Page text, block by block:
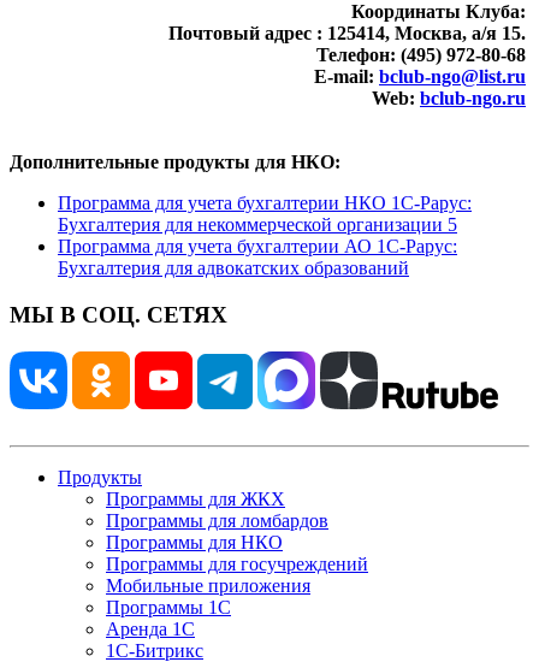
Координаты Клуба:
Почтовый адрес : 125414, Москва, а/я 15.
Телефон: (495) 972-80-68
E-mail: bclub-ngo@list.ru
Web: bclub-ngo.ru
Дополнительные продукты для НКО:
Программа для учета бухгалтерии НКО 1С-Рарус:
Бухгалтерия для некоммерческой организации 5
Программа для учета бухгалтерии АО 1С-Рарус:
Бухгалтерия для адвокатских образований
МЫ В СОЦ. СЕТЯХ
Продукты
Программы для ЖКХ
Программы для ломбардов
Программы для НКО
Программы для госучреждений
Мобильные приложения
Программы 1С
Аренда 1С
1С-Битрикс